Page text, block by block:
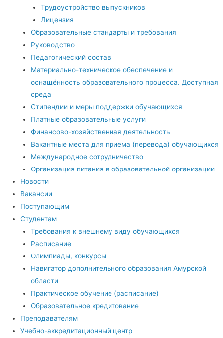
Трудоустройство выпускников
Лицензия
Образовательные стандарты и требования
Руководство
Педагогический состав
Материально-техническое обеспечение и
оснащённость образовательного процесса. Доступная
среда
Стипендии и меры поддержки обучающихся
Платные образовательные услуги
Финансово-хозяйственная деятельность
Вакантные места для приема (перевода) обучающихся
Международное сотрудничество
Организация питания в образовательной организации
Новости
Вакансии
Поступающим
Студентам
Требования к внешнему виду обучающихся
Расписание
Олимпиады, конкурсы
Навигатор дополнительного образования Амурской
области
Практическое обучение (расписание)
Образовательное кредитование
Преподавателям
Учебно-аккредитационный центр